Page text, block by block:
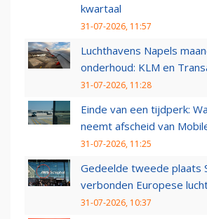
kwartaal
31-07-2026, 11:57
Luchthavens Napels
onderhoud: KLM en
31-07-2026, 11:28
Einde van een tijdperk:
neemt afscheid van
31-07-2026, 11:25
Gedeelde tweede plaats
verbonden Europese
31-07-2026, 10:37